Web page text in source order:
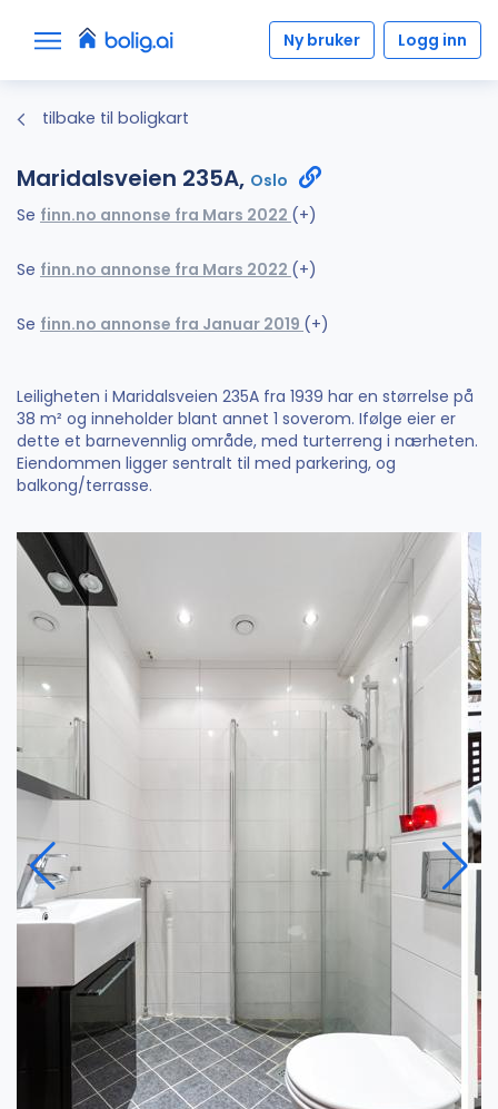
Ny bruker Logg inn
tilbake til boligkart
Maridalsveien 235A, Oslo
Se finn.no annonse fra Mars 2022 (+)
Se finn.no annonse fra Mars 2022 (+)
Se finn.no annonse fra Januar 2019 (+)
Leiligheten i Maridalsveien 235A fra 1939 har en størrelse på
38 m² og inneholder blant annet 1 soverom. Ifølge eier er
dette et barnevennlig område, med turterreng i nærheten.
Eiendommen ligger sentralt til med parkering, og
balkong/terrasse.